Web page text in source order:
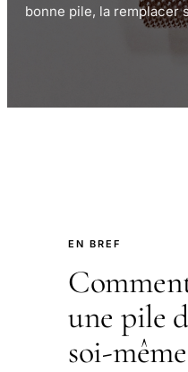
bonne pile, la remplacer
EN BREF
une pile
soi-